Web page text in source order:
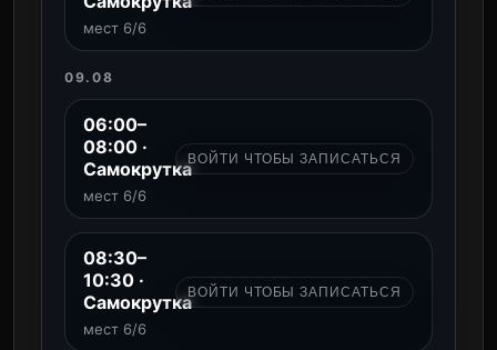
мест 6/6
09.08
06:00–
08:00 ·
Самокрутка
мест 6/6
ВОЙТИ ЧТОБЫ ЗАПИСАТЬСЯ
08:30–
10:30 ·
Самокрутка
мест 6/6
ВОЙТИ ЧТОБЫ ЗАПИСАТЬСЯ